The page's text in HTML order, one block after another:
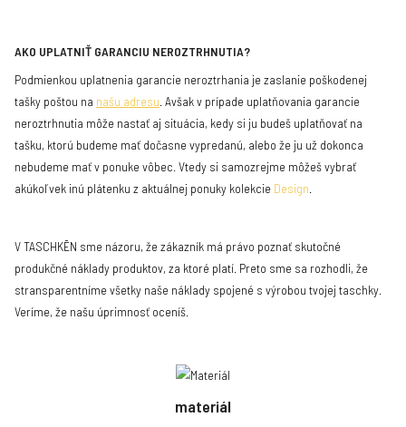
AKO UPLATNIŤ GARANCIU NEROZTRHNUTIA?
Podmienkou uplatnenia garancie neroztrhania je zaslanie poškodenej
tašky poštou na našu adresu . Avšak v prípade uplatňovania garancie
neroztrhnutia môže nastať aj situácia, kedy si ju budeš uplatňovať na
tašku, ktorú budeme mať dočasne vypredanú, alebo že ju už dokonca
nebudeme mať v ponuke vôbec. Vtedy si samozrejme môžeš vybrať
akúkoľvek inú plátenku z aktuálnej ponuky kolekcie Design
V TASCHKĒN sme názoru, že zákazník má právo poznať skutočné
produkčné náklady produktov, za ktoré platí. Preto sme sa rozhodli, že
stransparentníme všetky naše náklady spojené s výrobou tvojej taschky.
Veríme, že našu úprimnosť oceníš.
materiál